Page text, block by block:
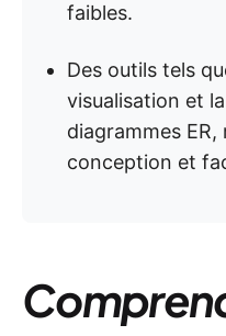
faibles.
Des outils tels
visualisation et
diagrammes
conception et